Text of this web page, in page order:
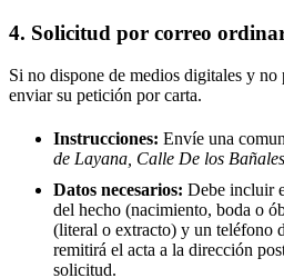
4. Solicitud por correo
Si no dispone de medios digitales y no
enviar su petición por carta.
Instrucciones: Envíe una
de Layana, Calle De los
Datos necesarios: Debe incluir
del hecho (nacimiento, boda o
(literal o extracto) y un teléfono
remitirá el acta a la dirección
solicitud.